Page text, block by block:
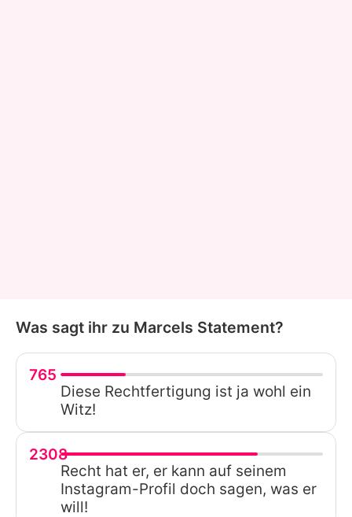
Was sagt ihr zu Marcels Statement?
765
Diese Rechtfertigung ist ja wohl ein
Witz!
2308
Recht hat er, er kann auf seinem
Instagram-Profil doch sagen, was er
will!